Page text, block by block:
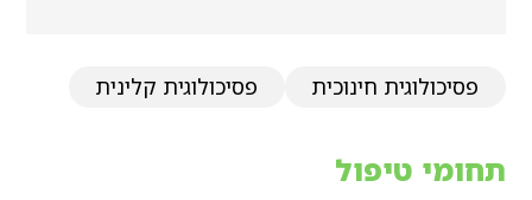
פסיכולוגית חינוכית פסיכולוגית קלינית
תחומי טיפול